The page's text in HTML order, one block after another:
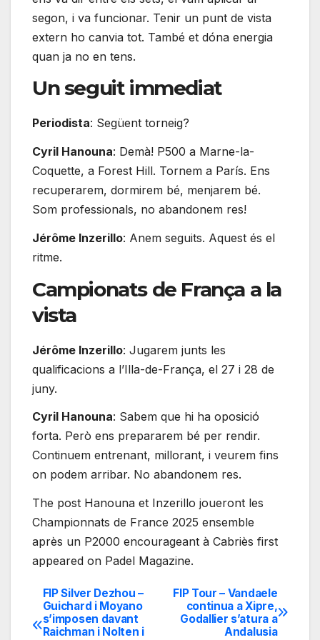
segon, i va funcionar. Tenir un punt de vista
extern ho canvia tot. També et dóna energia
quan ja no en tens.
Un seguit immediat
Periodista: Següent torneig?
Cyril Hanouna: Demà! P500 a Marne-la-
Coquette, a Forest Hill. Tornem a París. Ens
recuperarem, dormirem bé, menjarem bé.
Som professionals, no abandonem res!
Jérôme Inzerillo: Anem seguits. Aquest és el
ritme.
Campionats de França a la
vista
Jérôme Inzerillo: Jugarem junts les
qualificacions a l’Illa-de-França, el 27 i 28 de
juny.
Cyril Hanouna: Sabem que hi ha oposició
forta. Però ens prepararem bé per rendir.
Continuem entrenant, millorant, i veurem fins
on podem arribar. No abandonem res.
The post Hanouna et Inzerillo joueront les
Championnats de France 2025 ensemble
après un P2000 encourageant à Cabriès first
appeared on Padel Magazine.
Navegación
de
FIP Tour – Vandaele
continua a Xipre,
Godallier s’atura a
Andalusia
FIP Silver Dezhou –
Guichard i Moyano
s’imposen davant
Raichman i Nolten i